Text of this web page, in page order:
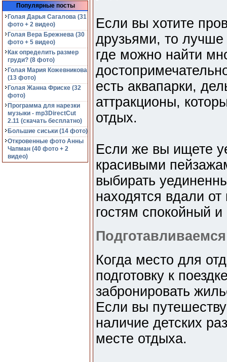
Популярные посты
Голая Дарья Сагалова (31
фото + 2 видео)
Голая Вера Брежнева (30
фото + 5 видео)
Как определить размер
груди? (8 фото)
Голая Мария Кожевникова
(13 фото)
Голая Жанна Фриске (32
фото)
Программа для нарезки
музыки - mp3DirectCut
2.11 (cкачать бесплатно)
Большие сиськи (14 фото)
Откровенные фото Анны
Чапман (40 фото + 2
видео)
Если вы хотите
друзьями, то лучше
где можно найти
есть аквапарки,
аттракционы,
отдых.
Если же вы ищете
красивыми
выбирать
находятся вдали
гостям спокойный
Когда место для
подготовку к
забронировать
Если вы
наличие детских
месте отдыха.